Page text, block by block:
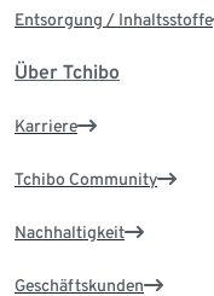
Entsorgung / Inhaltsstoffe
Über Tchibo
Karriere
Tchibo Community
Nachhaltigkeit
Geschäftskunden